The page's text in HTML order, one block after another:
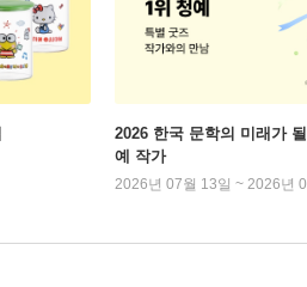
2026 한국 문학의 미래가
예 작가
2026년 07월 13일 ~ 2026년